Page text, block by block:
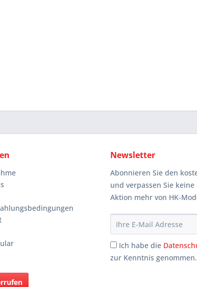
Newsletter
Abonnieren Sie den
und verpassen Sie
Aktion mehr von HK-
Ich habe die
zur Kenntnis genommen.